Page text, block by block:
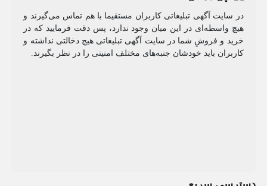
در سایت آگهی تبلیغاتی کاربران مستقیما با هم تماس می‌گیرند و
هیچ واسطه‌ای در این میان وجود ندارد، پس دقت فرمایید که در
خرید و فروشِ شما در سایت آگهی تبلیغاتی هیچ دخالتی نداشته و
کاربران باید خودشان جنبه‌های مختلف امنیتی را در نظر بگیرند.